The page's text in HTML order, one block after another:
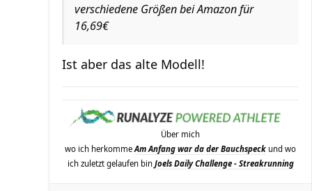
verschiedene Größen bei Amazon für
16,69€
Ist aber das alte Modell!
Über mich
wo ich herkomme Am Anfang war da der Bauchspeck und wo
ich zuletzt gelaufen bin Joels Daily Challenge - Streakrunning